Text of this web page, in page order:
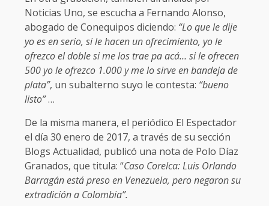
Noticias Uno, se escucha a Fernando Alonso,
abogado de Conequipos diciendo: “Lo que le dije
yo es en serio, si le hacen un ofrecimiento, yo le
ofrezco el doble si me los trae pa acá… si le ofrecen
500 yo le ofrezco 1.000 y me lo sirve en bandeja de
plata”, un subalterno suyo le contesta: “bueno
listo”…
De la misma manera, el periódico El Espectador
el día 30 enero de 2017, a través de su sección
Blogs Actualidad, publicó una nota de Polo Díaz
Granados, que titula: “Caso Corelca: Luis Orlando
Barragán está preso en Venezuela, pero negaron su
extradición a Colombia”.